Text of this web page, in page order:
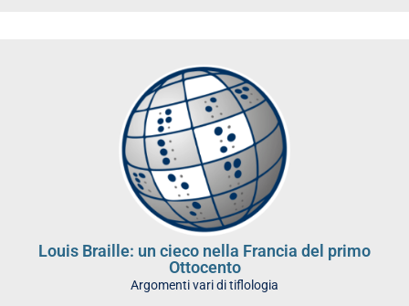
Louis Braille: un cieco nella Francia del primo
Ottocento
Argomenti vari di tiflologia